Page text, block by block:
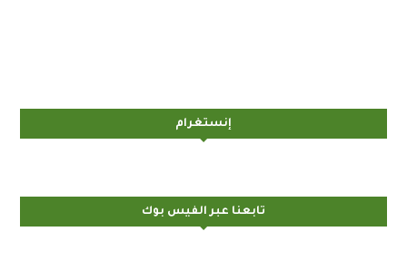
إنستغرام
تابعنا عبر الفيس بوك